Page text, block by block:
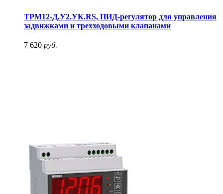
ТРМ12-Д.У2.УК.RS, ПИД-регулятор для управления
задвижками и трехходовыми клапанами
7 620 руб.